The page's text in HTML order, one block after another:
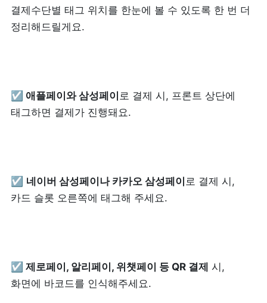
고객 지원
제품 도입 문의
포스 무료 다운로드
결제수단별 태그 위치를 한눈에 볼 수 있도록 한 번 더
정리해드릴게요.
☑️ 애플페이와 삼성페이 로 결제 시, 프론트 상단에
태그하면 결제가 진행돼요.
☑️ 네이버 삼성페이나 카카오 삼성페이 로 결제 시,
카드 슬롯 오른쪽에 태그해 주세요.
☑️ 제로페이, 알리페이, 위챗페이 등 QR 결제 시,
화면에 바코드를 인식해주세요.